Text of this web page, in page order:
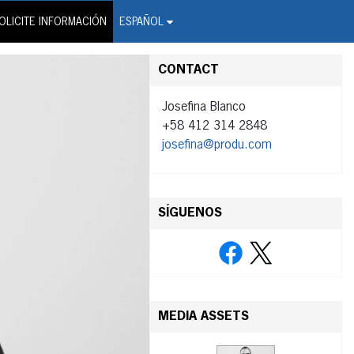
INFORMACIÓN ESPAÑOL
Wire Service
CONTACT
Josefina Blanco
+58 412 314 2848
josefina@produ.com
SÍGUENOS
MEDIA ASSETS